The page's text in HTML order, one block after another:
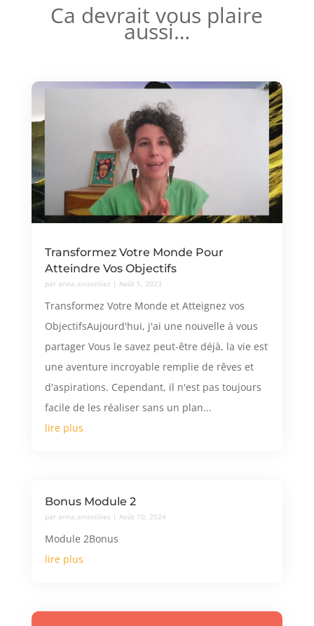
Ca devrait vous plaire
aussi…
Transformez Votre Monde Pour
Atteindre Vos Objectifs
par anna.sinsoilliez | Août 5, 2023
Transformez Votre Monde et Atteignez vos
ObjectifsAujourd'hui, j'ai une nouvelle à vous
partager Vous le savez peut-être déjà, la vie est
une aventure incroyable remplie de rêves et
d'aspirations. Cependant, il n'est pas toujours
facile de les réaliser sans un plan...
lire plus
Bonus Module 2
par anna.sinsoilliez | Août 10, 2024
Module 2Bonus
lire plus